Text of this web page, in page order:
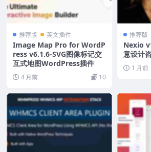
推荐版 英文插件
Image Map Pro for WordP
ress v6.1.6-SVG图像标记交
互式地图WordPress插件
4 月前 10
推荐版
Nexio
意设计
1 月前